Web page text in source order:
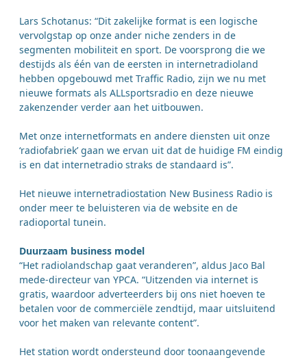
Lars Schotanus: “Dit zakelijke format is een logische
vervolgstap op onze ander niche zenders in de
segmenten mobiliteit en sport. De voorsprong die we
destijds als één van de eersten in internetradioland
hebben opgebouwd met Traffic Radio, zijn we nu met
nieuwe formats als ALLsportsradio en deze nieuwe
zakenzender verder aan het uitbouwen.
Met onze internetformats en andere diensten uit onze
‘radiofabriek’ gaan we ervan uit dat de huidige FM eindig
is en dat internetradio straks de standaard is”.
Het nieuwe internetradiostation New Business Radio is
onder meer te beluisteren via de website en de
radioportal tunein.
Duurzaam business model
“Het radiolandschap gaat veranderen”, aldus Jaco Bal
mede-directeur van YPCA. “Uitzenden via internet is
gratis, waardoor adverteerders bij ons niet hoeven te
betalen voor de commerciële zendtijd, maar uitsluitend
voor het maken van relevante content”.
Het station wordt ondersteund door toonaangevende